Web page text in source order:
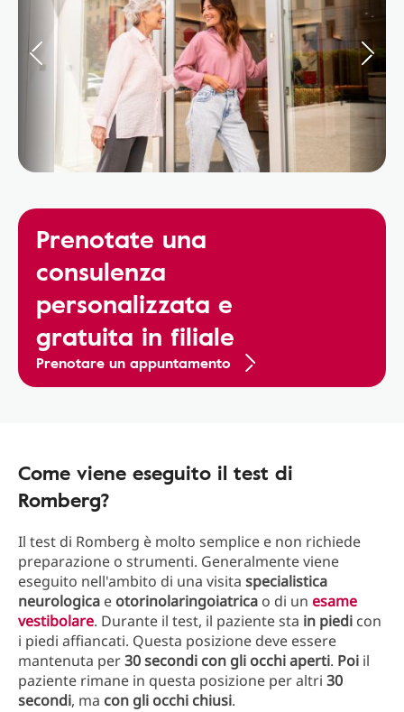
Prenotate una
consulenza
personalizzata e
gratuita in filiale
Prenotare un appuntamento
Come viene eseguito il test di
Romberg?
Il test di Romberg è molto semplice e non richiede
preparazione o strumenti. Generalmente viene
eseguito nell'ambito di una visita specialistica
neurologica e otorinolaringoiatrica o di un esame
vestibolare. Durante il test, il paziente sta in piedi con
i piedi affiancati. Questa posizione deve essere
mantenuta per30 secondi con gli occhi aperti. Poi il
paziente rimane in questa posizione per altri 30
secondi, ma con gli occhi chiusi.